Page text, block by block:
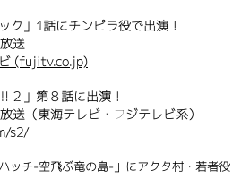
ク」1話にチンピラ役で出演！
送
(fujitv.co.jp)
２」第８話に出演！
送（東海テレビ・フジテレビ系）
s2/
ッチ-空飛ぶ竜の島-」にアクタ村・若者役